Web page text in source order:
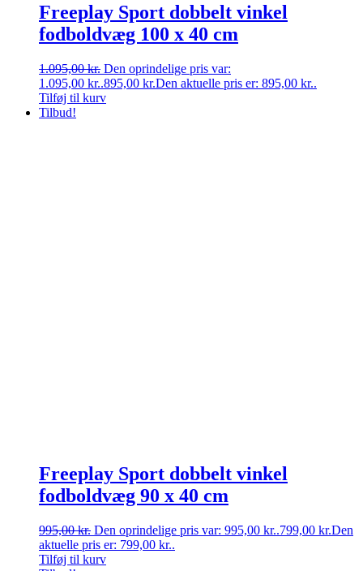
Freeplay Sport dobbelt vinkel
fodboldvæg 100 x 40 cm
1.095,00kr. Den oprindelige pris var:
1.095,00 kr..895,00 kr.Den aktuelle pris er: 895,00 kr..
Tilføj til kurv
Tilbud!
Freeplay Sport dobbelt vinkel
fodboldvæg 90 x 40 cm
995,00kr. Den oprindelige pris var: 995,00 kr..799,00 kr.Den
aktuelle pris er: 799,00 kr..
Tilføj til kurv